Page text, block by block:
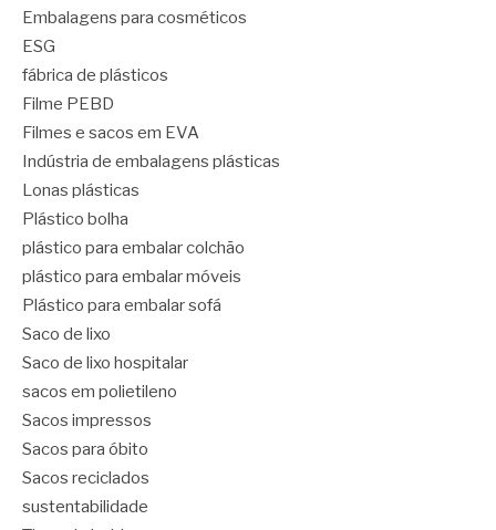
Embalagens para cosméticos
ESG
fábrica de plásticos
Filme PEBD
Filmes e sacos em EVA
Indústria de embalagens plásticas
Lonas plásticas
Plástico bolha
plástico para embalar colchão
plástico para embalar móveis
Plástico para embalar sofá
Saco de lixo
Saco de lixo hospitalar
sacos em polietileno
Sacos impressos
Sacos para óbito
Sacos reciclados
sustentabilidade